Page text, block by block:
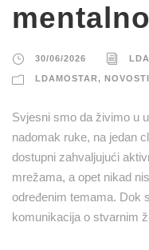
30/06/2026
LDAMOSTAR, NOVOSTI
Svjesni smo da živimo u
nadomak ruke, na jedan
dostupni zahvaljujući
mrežama, a opet nikad
određenim temama. Dok
komunikacija o stvarnim